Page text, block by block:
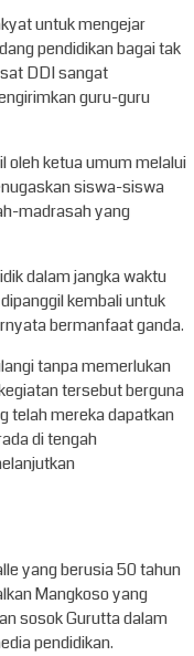
untuk mengejar
pendidikan bagai tak
DDI sangat
guru-guru
oleh ketua umum melalui
siswa-siswa
madrasah yang
dalam jangka waktu
kembali untuk
bermanfaat ganda.
tanpa memerlukan
tersebut berguna
telah mereka dapatkan
di tengah
yang berusia 50 tahun
Mangkoso yang
sosok Gurutta dalam
pendidikan.